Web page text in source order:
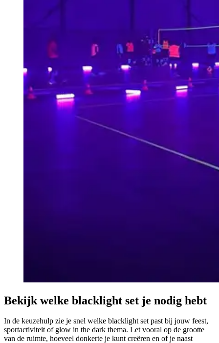
Bekijk welke blacklight set je nodig hebt
In de keuzehulp zie je snel welke blacklight set past bij jouw feest,
sportactiviteit of glow in the dark thema. Let vooral op de grootte
van de ruimte, hoeveel donkerte je kunt creëren en of je naast